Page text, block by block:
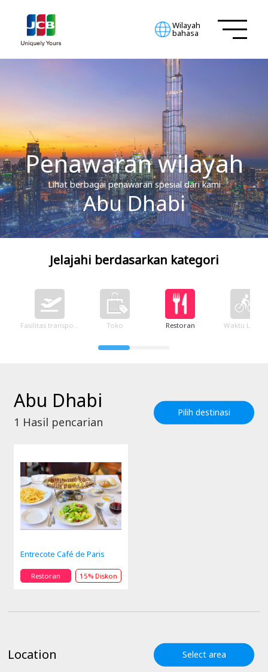
Wilayah
bahasa
Penawaran wilayah
Lihat berbagai penawaran spesial dari kami
Abu Dhabi
Jelajahi berdasarkan kategori
Fasilitas transportasi Toko Restoran Waktu Luang
Abu Dhabi
1 Hasil pencarian
Pilih destinasi
Entrecote Café de Paris
Restoran 15% Diskon
Location Select area